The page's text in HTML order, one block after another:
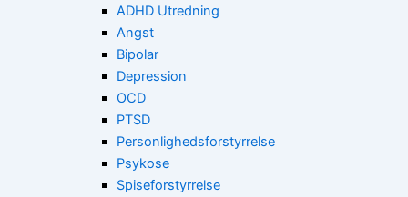
ADHD Utredning
Angst
Bipolar
Depression
OCD
PTSD
Personlighedsforstyrrelse
Psykose
Spiseforstyrrelse